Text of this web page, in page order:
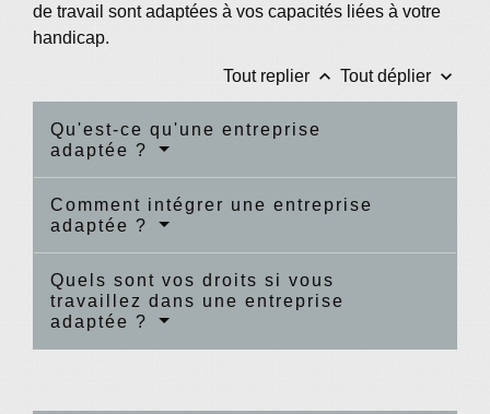
de travail sont adaptées à vos capacités liées à votre
handicap.
Tout replier keyboard_arrow_up Tout déplier keyboard_arrow_down
Qu'est-ce qu'une entreprise
adaptée ?
Comment intégrer une entreprise
adaptée ?
Quels sont vos droits si vous
travaillez dans une entreprise
adaptée ?